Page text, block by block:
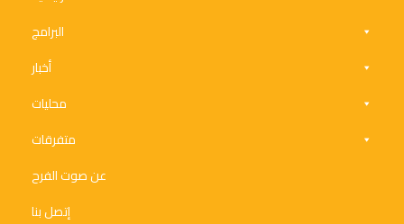
البرامج
أخبار
محليات
متفرقات
عن صوت الفرح
إتصل بنا